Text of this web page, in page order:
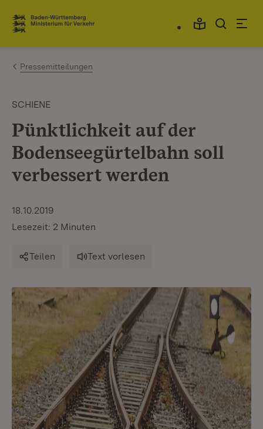
Zum Inhalt springen
Link zur Startseite
Pressemitteilungen
SCHIENE
Pünktlichkeit auf der
Bodenseegürtelbahn soll
verbessert werden
18.10.2019
Lesezeit: 2 Minuten
Teilen Text vorlesen